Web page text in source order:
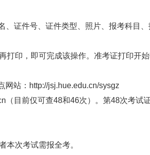
证件号、证件类型、照片、报考科目
印，即可完成该操作。准考证打印开始
网站： http://jsj.hue.edu.cn/sysgz
目前仅可查48和46次）。第48次考试
次考试需报全考。